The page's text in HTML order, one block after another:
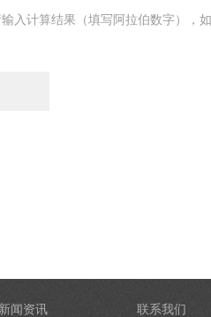
入计算结果（填写阿拉伯数字），
新闻资讯 联系我们